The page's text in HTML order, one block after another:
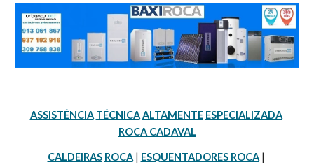
ASSISTÊNCIA TÉCNICA ALTAMENTE ESPECIALIZADA
ROCA CADAVAL
CALDEIRAS ROCA | ESQUENTADORES ROCA